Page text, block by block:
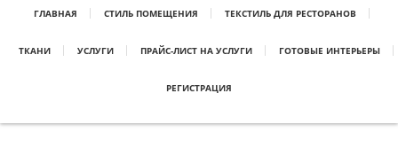
ГЛАВНАЯ СТИЛЬ ПОМЕЩЕНИЯ ТЕКСТИЛЬ ДЛЯ РЕСТОРАНОВ
ТКАНИ УСЛУГИ ПРАЙС-ЛИСТ НА УСЛУГИ ГОТОВЫЕ ИНТЕРЬЕРЫ
РЕГИСТРАЦИЯ